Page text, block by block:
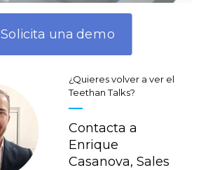
Solicita una demo
¿Quieres volver a ver el
Teethan Talks?
Contacta a
Enrique
Casanova, Sales